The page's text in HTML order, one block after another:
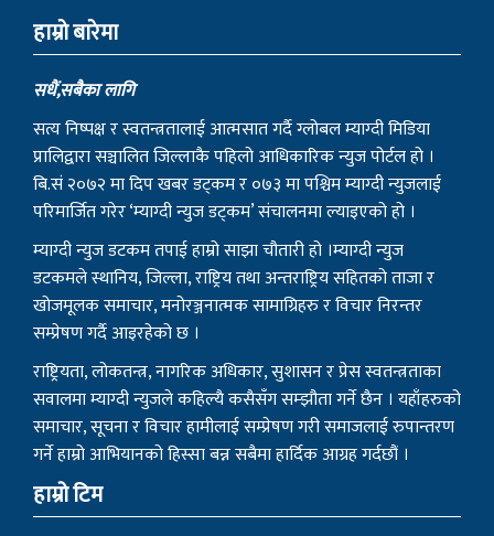
हाम्राे बारेमा
सधैं,सबैका लागि
सत्य निष्पक्ष र स्वतन्त्रतालाई आत्मसात गर्दै ग्लोबल म्याग्दी मिडिया
प्रालिद्वारा सञ्चालित जिल्लाकै पहिलो आधिकारिक न्युज पोर्टल हो ।
बि.सं २०७२ मा दिप खबर डट्कम र ०७३ मा पश्चिम म्याग्दी न्युजलाई
परिमार्जित गरेर ‘म्याग्दी न्युज डट्कम’ संचालनमा ल्याइएको हो ।
म्याग्दी न्युज डटकम तपाई हाम्रो साझा चौतारी हो ।म्याग्दी न्युज
डटकमले स्थानिय, जिल्ला, राष्ट्रिय तथा अन्तराष्ट्रिय सहितको ताजा र
खोजमूलक समाचार, मनोरञ्जनात्मक सामाग्रिहरु र विचार निरन्तर
सम्प्रेषण गर्दै आइरहेको छ ।
राष्ट्रियता, लोकतन्त्र, नागरिक अधिकार, सुशासन र प्रेस स्वतन्त्रताका
सवालमा म्याग्दी न्युजले कहिल्यै कसैसँग सम्झौता गर्ने छैन । यहाँहरुको
समाचार, सूचना र विचार हामीलाई सम्प्रेषण गरी समाजलाई रुपान्तरण
गर्ने हाम्रो आभियानको हिस्सा बन्न सबैमा हार्दिक आग्रह गर्दछौं ।
हाम्रो टिम